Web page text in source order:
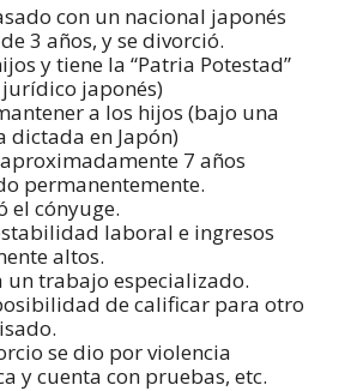
con un nacional japonés
3 años, y se divorció.
y tiene la “Patria Potestad”
japonés)
a los hijos (bajo una
dictada en Japón)
7 años
permanentemente.
el cónyuge.
laboral e ingresos
altos.
un trabajo especializado.
de calificar para otro
se dio por violencia
y cuenta con pruebas, etc.